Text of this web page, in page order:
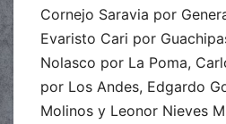
Cornejo Saravia por
Evaristo Cari por
Nolasco por La Poma,
por Los Andes, Edgardo
Molinos y Leonor Nieves